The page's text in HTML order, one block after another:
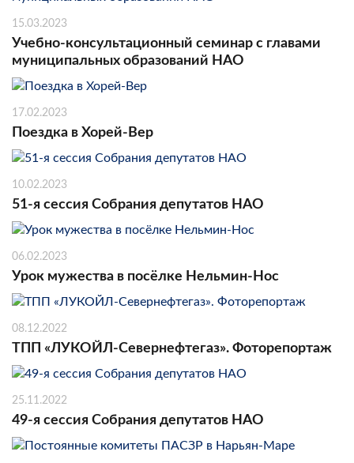
15.03.2023
Учебно-консультационный семинар с главами
муниципальных образований НАО
17.02.2023
Поездка в Хорей-Вер
10.02.2023
51-я сессия Собрания депутатов НАО
06.02.2023
Урок мужества в посёлке Нельмин-Нос
08.12.2022
ТПП «ЛУКОЙЛ-Севернефтегаз». Фоторепортаж
25.11.2022
49-я сессия Собрания депутатов НАО